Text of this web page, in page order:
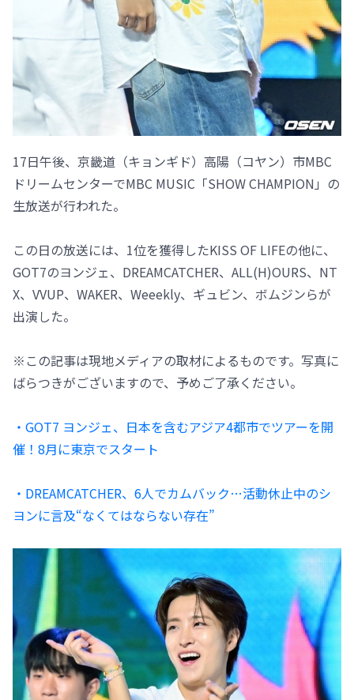
17日午後、京畿道（キョンギド）高陽（コヤン）市MBC
ドリームセンターでMBC MUSIC「SHOW CHAMPION」の
生放送が行われた。
この日の放送には、1位を獲得したKISS OF LIFEの他に、
GOT7のヨンジェ、DREAMCATCHER、ALL(H)OURS、NT
X、VVUP、WAKER、Weeekly、ギュビン、ボムジンらが
出演した。
※この記事は現地メディアの取材によるものです。写真に
ばらつきがございますので、予めご了承ください。
・GOT7 ヨンジェ、日本を含むアジア4都市でツアーを開
催！8月に東京でスタート
・DREAMCATCHER、6人でカムバック…活動休止中のシ
ヨンに言及“なくてはならない存在”